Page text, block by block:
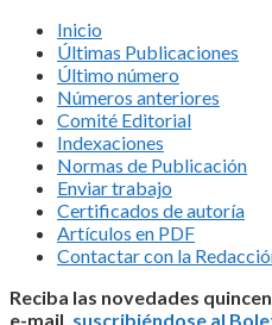
Inicio
Últimas Publicaciones
Último número
Números anteriores
Comité Editorial
Indexaciones
Normas de Publicación
Enviar trabajo
Certificados de autoría
Artículos en PDF
Contactar con la
Reciba las novedades
e-mail, suscribiéndose al